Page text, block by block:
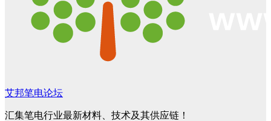
艾邦笔电论坛
汇集笔电行业最新材料、技术及其供应链！